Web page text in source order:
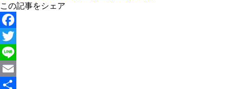
この記事をシェア
Facebook
Twitter
Line
Email